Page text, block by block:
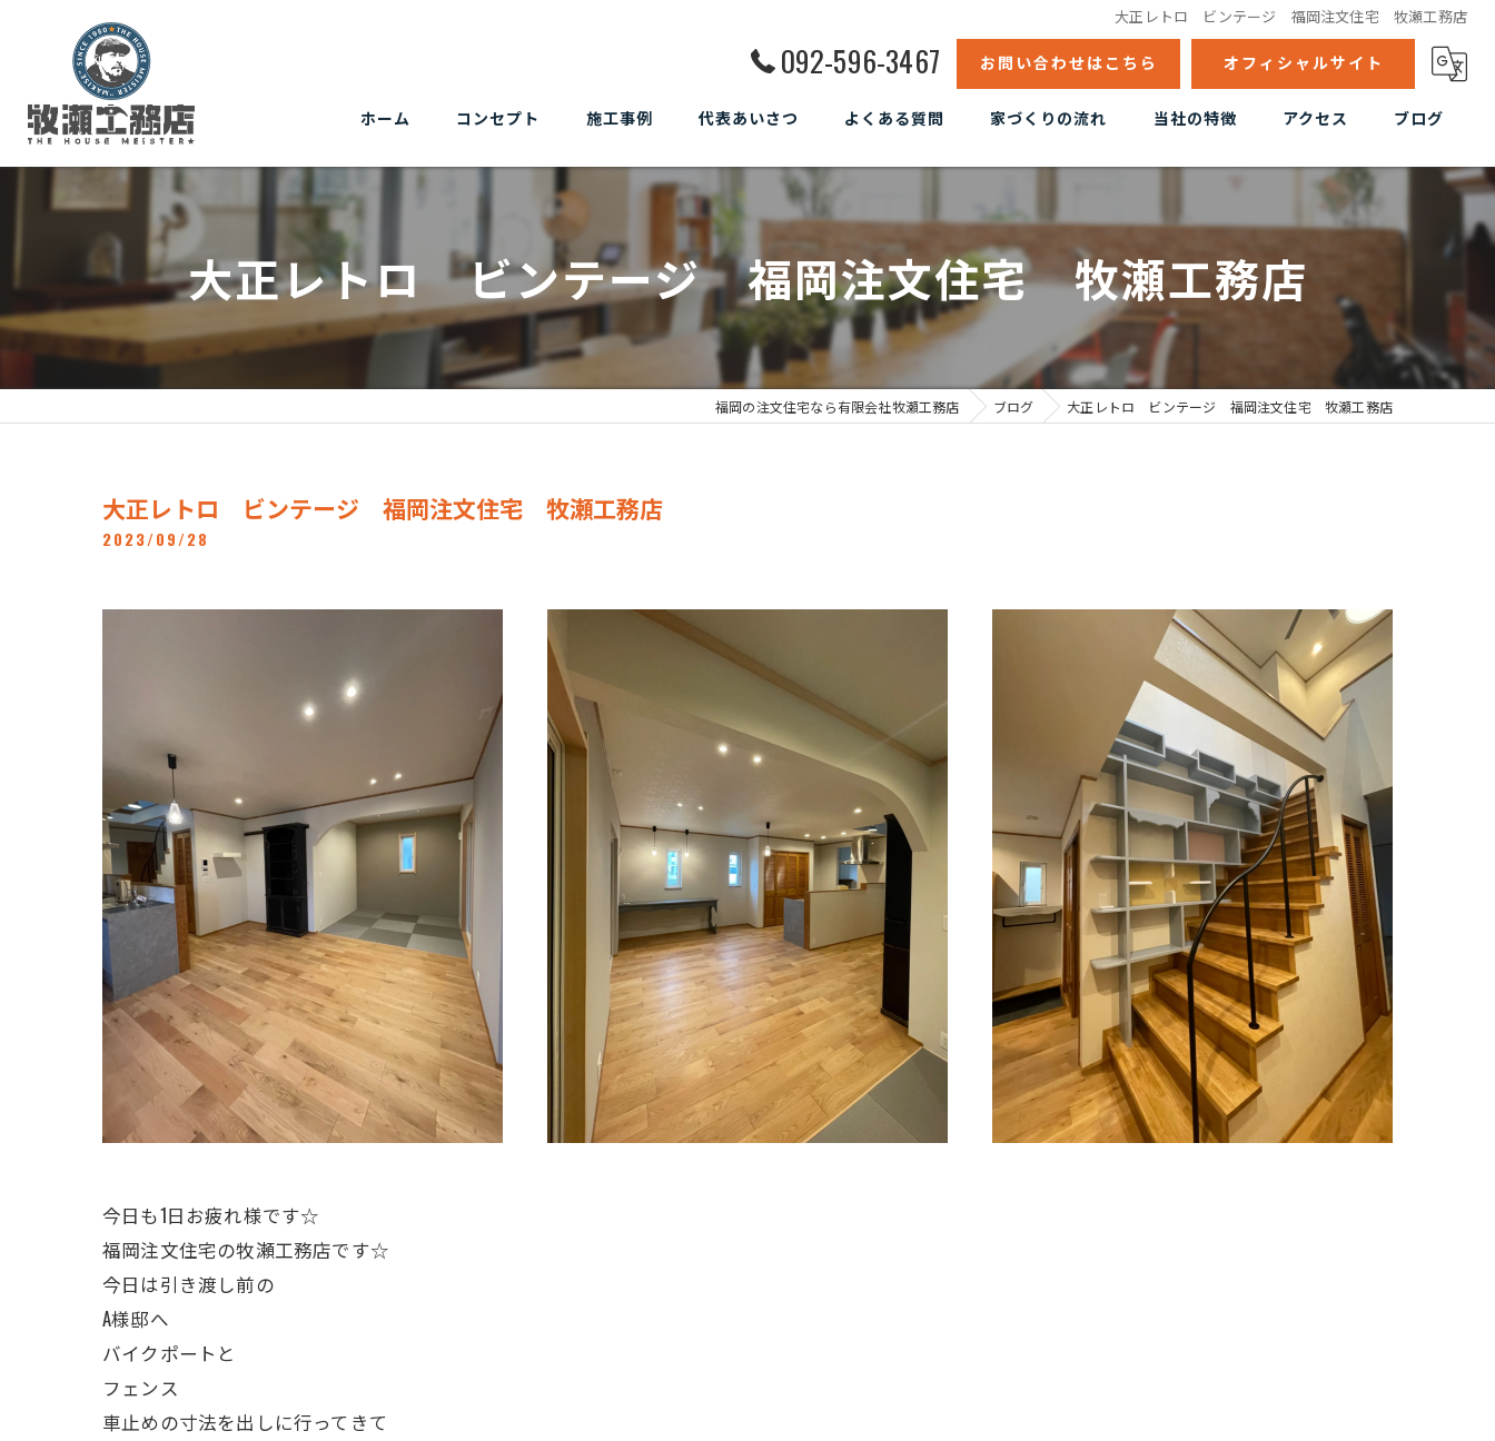
大正レトロ ビンテージ 福岡注文住宅 牧瀬工務店
092-596-3467 お問い合わせはこちら オフィシャルサイト
ホーム コンセプト 施工事例 代表あいさつ よくある質問 家づくりの流れ 当社の特徴
デザイン住宅
リフォーム
店舗デザイン
アクセス
漫画特集
ブログ
大正レトロ ビンテージ 福岡注文住宅 牧瀬工務店
福岡の注文住宅なら有限会社牧瀬工務店 ブログ 大正レトロ ビンテージ 福岡注文住宅 牧瀬工務店
大正レトロ ビンテージ 福岡注文住宅 牧瀬工務店
2023/09/28
今日も1日お疲れ様です☆
福岡注文住宅の牧瀬工務店です☆
今日は引き渡し前の
A様邸へ
バイクポートと
フェンス
車止めの寸法を出しに行ってきて